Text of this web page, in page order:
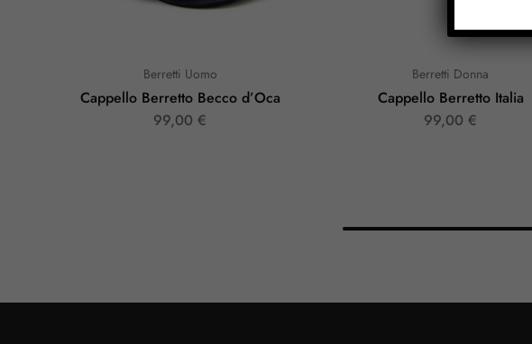
Berretti Uomo
Cappello Berretto Becco d’Oca
99,00 €
Berretti Donna
Cappello Berretto Italia
99,00 €